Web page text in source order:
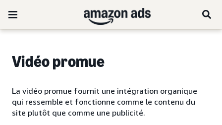
Vidéo promue
La vidéo promue fournit une intégration organique
qui ressemble et fonctionne comme le contenu du
site plutôt que comme une publicité.